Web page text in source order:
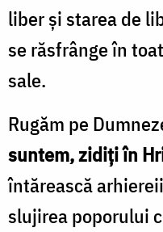
liber și starea de
se răsfrânge în
sale.
Rugăm pe
suntem, zidiți în
întărească
slujirea poporului